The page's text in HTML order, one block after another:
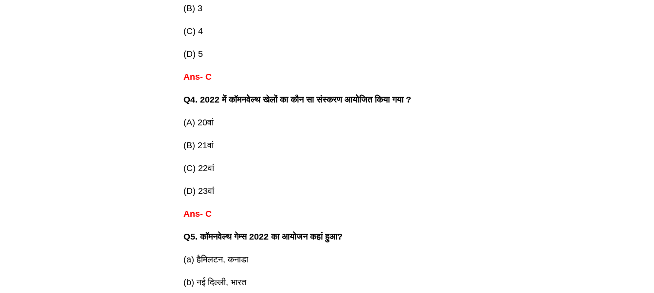
(B) 3
(C) 4
(D) 5
Ans- C
Q4. 2022 में कॉमनवेल्थ खेलों का कौन सा संस्करण आयोजित किया गया ?
(A) 20वां
(B) 21वां
(C) 22वां
(D) 23वां
Ans- C
Q5. कॉमनवेल्थ गेम्स 2022 का आयोजन कहां हुआ?
(a) हैमिलटन, कनाडा
(b) नई दिल्ली, भारत